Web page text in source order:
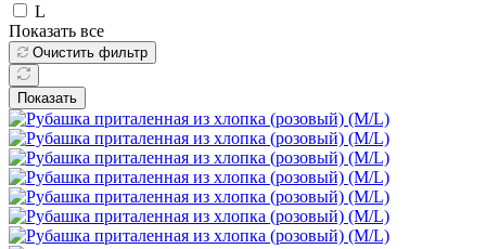
L
Показать все
Очистить фильтр
Показать